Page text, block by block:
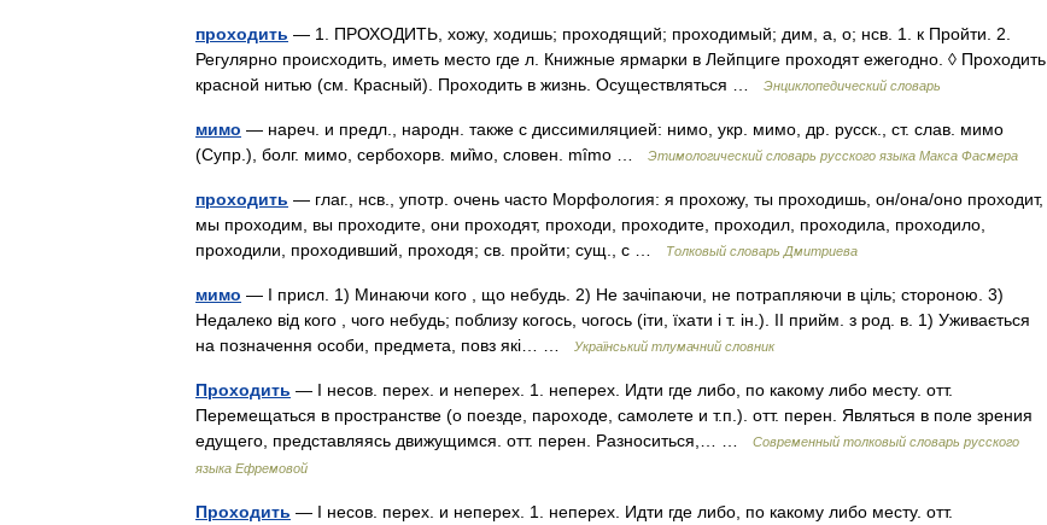
проходить — 1. ПРОХОДИТЬ, хожу, ходишь; проходящий; проходимый; дим, а, о; нсв. 1. к Пройти. 2.
Регулярно происходить, иметь место где л. Книжные ярмарки в Лейпциге проходят ежегодно. ◊ Проходить
красной нитью (см. Красный). Проходить в жизнь. Осуществляться …
Энциклопедический словарь
мимо — нареч. и предл., народн. также с диссимиляцией: нимо, укр. мимо, др. русск., ст. слав. мимо
(Супр.), болг. мимо, сербохорв. ми̏мо, словен. mȋmo …
Этимологический словарь русского языка Макса Фасмера
проходить — глаг., нсв., употр. очень часто Морфология: я прохожу, ты проходишь, он/она/оно проходит,
мы проходим, вы проходите, они проходят, проходи, проходите, проходил, проходила, проходило,
проходили, проходивший, проходя; св. пройти; сущ., с …
Толковый словарь Дмитриева
мимо — I присл. 1) Минаючи кого , що небудь. 2) Не зачіпаючи, не потрапляючи в ціль; стороною. 3)
Недалеко від кого , чого небудь; поблизу когось, чогось (іти, їхати і т. ін.). II прийм. з род. в. 1) Уживається
на позначення особи, предмета, повз які… …
Український тлумачний словник
Проходить — I несов. перех. и неперех. 1. неперех. Идти где либо, по какому либо месту. отт.
Перемещаться в пространстве (о поезде, пароходе, самолете и т.п.). отт. перен. Являться в поле зрения
едущего, представляясь движущимся. отт. перен. Разноситься,… …
Современный толковый словарь русского
языка Ефремовой
Проходить — I несов. перех. и неперех. 1. неперех. Идти где либо, по какому либо месту. отт.